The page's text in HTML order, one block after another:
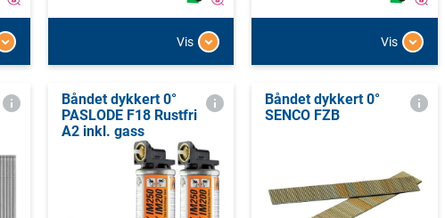
Vis Vis
Båndet dykkert 0°
PASLODE F18 Rustfri
A2 inkl. gass
Båndet dykkert 0°
SENCO FZB